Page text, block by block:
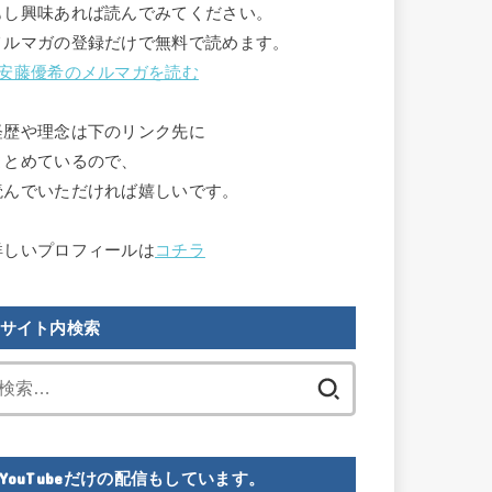
し興味あれば読んでみてください。
ルマガの登録だけで無料で読めます。
藤優希のメルマガを読む
歴や理念は下のリンク先に
とめているので、
んでいただければ嬉しいです。
しいプロフィールはコチラ
サイト内検索
YouTubeだけの配信もしています。